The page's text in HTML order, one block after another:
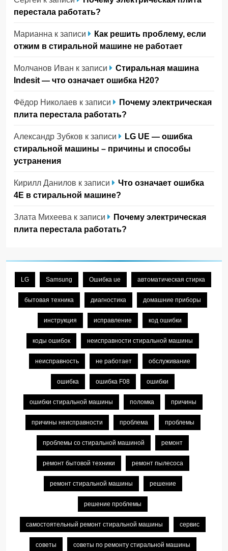
перестала работать?
Марианна к записи
Как решить проблему, если
отжим в стиральной машине не работает
Молчанов Иван к записи
Стиральная машина
Indesit — что означает ошибка H20?
Фёдор Николаев к записи
Почему электрическая
плита перестала работать?
Александр Зубков к записи
LG UE — ошибка
стиральной машины – причины и способы
устранения
Кирилл Данилов к записи
Что означает ошибка
4Е в стиральной машине?
Злата Михеева к записи
Почему электрическая
плита перестала работать?
LG Samsung Ошибка ue автоматическая стирка
бытовая техника диагностика домашние приборы
инструкция исправление код ошибки
коды ошибок неисправности стиральной машины
неисправность не работает обслуживание
ошибка ошибка F08 ошибки
ошибки стиральной машины поломка причины
причины неисправности проблема проблемы
проблемы со стиральной машиной ремонт
ремонт бытовой техники ремонт пылесоса
ремонт стиральной машины решение
решение проблемы
самостоятельный ремонт стиральной машины сервис
советы советы по ремонту стиральной машины